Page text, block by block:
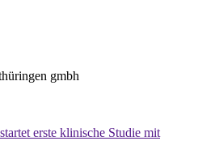
gmbh
erste klinische Studie mit